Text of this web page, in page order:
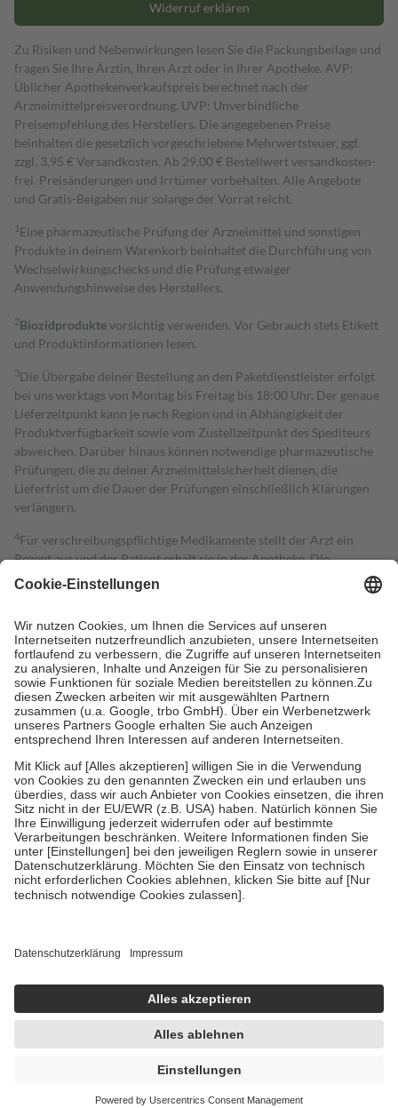
Widerruf erklären
Zu Risiken und Nebenwirkungen lesen Sie die Packungsbeilage und
fragen Sie Ihre Ärztin, Ihren Arzt oder in Ihrer Apotheke. AVP:
Üblicher Apothekenverkaufspreis berechnet nach der
Arzneimittelpreisverordnung. UVP: Unverbindliche
Preisempfehlung des Herstellers. Die angegebenen Preise
beinhalten die gesetzlich vorgeschriebene Mehrwertsteuer, ggf.
zzgl. 3,95 € Versandkosten. Ab 29,00 € Bestell­wert versand­kosten­
frei. Preisänderungen und Irrtümer vorbehalten. Alle Angebote
und Gratis-Beigaben nur solange der Vorrat reicht.
1 Eine pharmazeutische Prüfung der Arzneimittel und sonstigen
Produkte in deinem Warenkorb beinhaltet die Durchführung von
Wechselwirkungschecks und die Prüfung etwaiger
Anwendungshinweise des Herstellers.
2Biozidproduktevorsichtig verwenden. Vor Gebrauch stets Etikett
und Produktinformationen lesen.
3Die Übergabe deiner Bestellung an den Paketdienstleister erfolgt
bei uns werktags von Montag bis Freitag bis 18:00 Uhr. Der genaue
Lieferzeitpunkt kann je nach Region und in Abhängigkeit der
Produktverfügbarkeit sowie vom Zustellzeitpunkt des Spediteurs
abweichen. Darüber hinaus können notwendige pharmazeutische
Prüfungen, die zu deiner Arzneimittelsicherheit dienen, die
Lieferfrist um die Dauer der Prüfungen einschließlich Klärungen
verlängern.
4Für verschreibungspflichtige Medikamente stellt der Arzt ein
Rezept aus und der Patient erhält sie in der Apotheke. Die
gesetzliche Krankenversicherung übernimmt in der Regel die
Kosten dafür, der Versicherte trägt einen Teil davon als Zuzahlung
Grundsätzlich leisten Mitglieder Zuzahlungen in Höhe von zehn
Prozent des Abgabepreises,mindestens jedochfünf Euround
höchstens zehn Euro.Es sind jedoch nie mehr als die tatsächlichen
Kosten der Leistung zu entrichten.
Diese Regeln gelten grundsätzlich auch für Online-Apotheken.
Bei Heilmitteln und häuslicher Krankenpflege beträgt die
Zuzahlung zehn Prozent der Kosten sowie zehn Euro je
Verordnung.
Um das Engagement der Versicherten für ihre eigene Gesundheit zu
stärken und die besondere Stellung der Familie zu unterstützen,
fallenkeine Zuzahlungenan bei:
• Kindern und Jugendlichen bis zum vollendeten 18. Lebensjahr
mit Ausnahme der Fahrkosten
• Untersuchungen zur Vorsorge und Früherkennung, die von der
GKV getragen werden
Einholung von Bewertungen. Trusted Shops hat Maßnahmen
getroffen, um sicherzustellen, dass es sich um echte Bewertungen
handelt. Mehr Informationen findest du hier:
https://help.etrusted.com/hc/de/articles/4419944605341